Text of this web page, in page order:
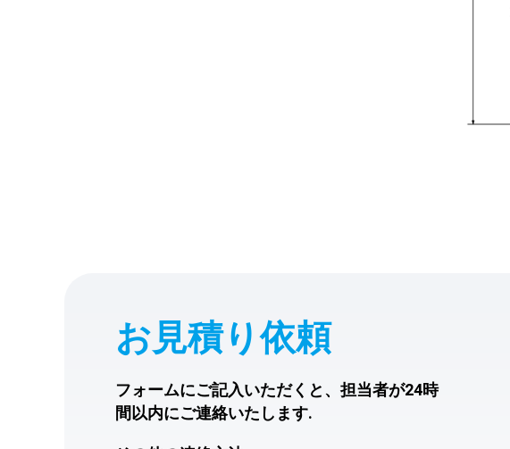
お見積り依頼
フォームにご記入いただくと、担当者が24時
間以内にご連絡いたします.